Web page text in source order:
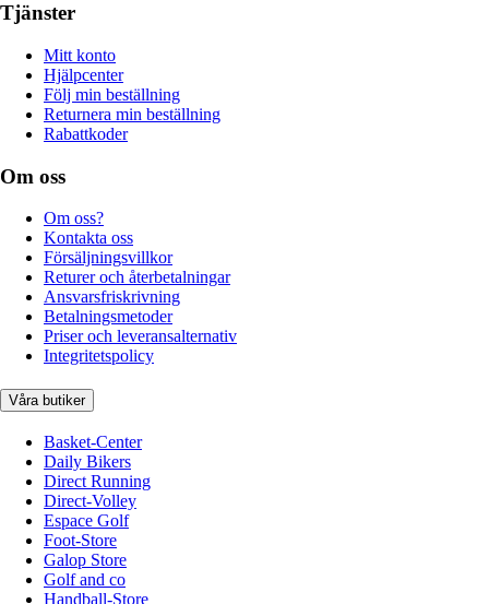
Tjänster
Mitt konto
Hjälpcenter
Följ min beställning
Returnera min beställning
Rabattkoder
Om oss
Om oss?
Kontakta oss
Försäljningsvillkor
Returer och återbetalningar
Ansvarsfriskrivning
Betalningsmetoder
Priser och leveransalternativ
Integritetspolicy
Våra butiker
Basket-Center
Daily Bikers
Direct Running
Direct-Volley
Espace Golf
Foot-Store
Galop Store
Golf and co
Handball-Store